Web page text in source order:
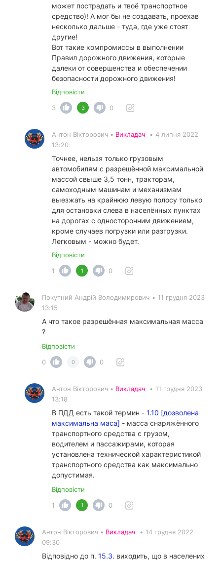
может пострадать и твоё транспортное
средство)! А мог бы не создавать, проехав
несколько дальше - туда, где уже стоят
другие!
Вот такие компромиссы в выполнении
Правил дорожного движения, которые
далеки от совершенства и обеспечении
безопасности дорожного движения!
Відповісти
3
3 0
Антон Вікторович • Викладач • 4 липня 2022
13:20
Точнее, нельзя только грузовым
автомобилям с разрешённой максимальной
массой свыше 3,5 тонн, тракторам,
самоходным машинам и механизмам
выезжать на крайнюю левую полосу только
для остановки слева в населённых пунктах
на дорогах с односторонним движением,
кроме случаев погрузки или разгрузки.
Легковым - можно будет.
Відповісти
1
1 0
Покутний Андрiй Володимирович • 11 грудня 2023
13:15
А что такое разрешённая максимальная масса
?
Відповісти
0
0 0
Антон Вікторович • Викладач • 11 грудня 2023
13:18
В ПДД есть такой термин - 1.10 [дозволена
максимальна маса] - масса снаряжённого
транспортного средства с грузом,
водителем и пассажирами, которая
установлена технической характеристикой
транспортного средства как максимально
допустимая.
Відповісти
1
1 0
Антон Вікторович • Викладач • 14 грудня 2022
09:30
Відповідно до п. 15.3. виходить, що в населених